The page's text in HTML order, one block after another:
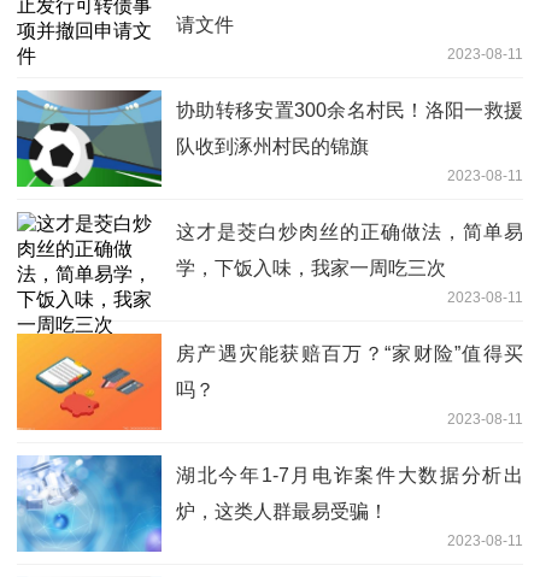
请文件
2023-08-11
协助转移安置300余名村民！洛阳一救援
队收到涿州村民的锦旗
2023-08-11
这才是茭白炒肉丝的正确做法，简单易
学，下饭入味，我家一周吃三次
2023-08-11
房产遇灾能获赔百万？“家财险”值得买
吗？
2023-08-11
湖北今年1-7月电诈案件大数据分析出
炉，这类人群最易受骗！
2023-08-11